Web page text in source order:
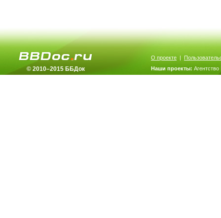
© 2010–2015 ББДок
О проекте |
Наши проекты: